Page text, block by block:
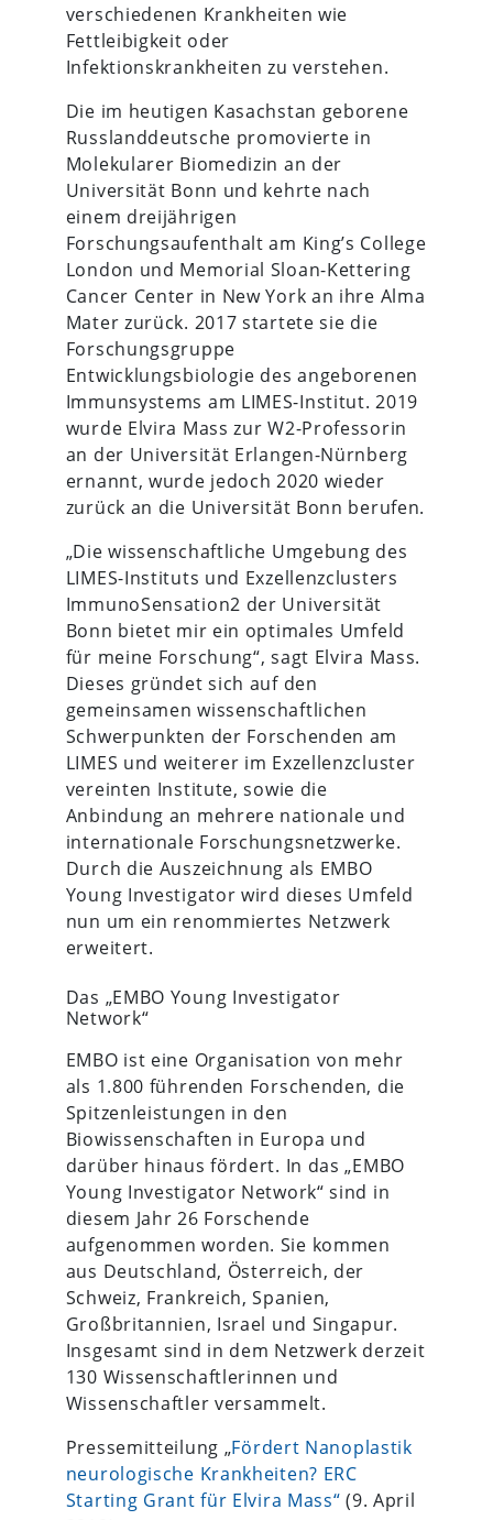
verschiedenen Krankheiten wie
Fettleibigkeit oder
Infektionskrankheiten zu verstehen.
Die im heutigen Kasachstan geborene
Russlanddeutsche promovierte in
Molekularer Biomedizin an der
Universität Bonn und kehrte nach
einem dreijährigen
Forschungsaufenthalt am King’s College
London und Memorial Sloan-Kettering
Cancer Center in New York an ihre Alma
Mater zurück. 2017 startete sie die
Forschungsgruppe
Entwicklungsbiologie des angeborenen
Immunsystems am LIMES-Institut. 2019
wurde Elvira Mass zur W2-Professorin
an der Universität Erlangen-Nürnberg
ernannt, wurde jedoch 2020 wieder
zurück an die Universität Bonn berufen.
„Die wissenschaftliche Umgebung des
LIMES-Instituts und Exzellenzclusters
ImmunoSensation2 der Universität
Bonn bietet mir ein optimales Umfeld
für meine Forschung“, sagt Elvira Mass.
Dieses gründet sich auf den
gemeinsamen wissenschaftlichen
Schwerpunkten der Forschenden am
LIMES und weiterer im Exzellenzcluster
vereinten Institute, sowie die
Anbindung an mehrere nationale und
internationale Forschungsnetzwerke.
Durch die Auszeichnung als EMBO
Young Investigator wird dieses Umfeld
nun um ein renommiertes Netzwerk
erweitert.
Das „EMBO Young Investigator
Network“
EMBO ist eine Organisation von mehr
als 1.800 führenden Forschenden, die
Spitzenleistungen in den
Biowissenschaften in Europa und
darüber hinaus fördert. In das „EMBO
Young Investigator Network“ sind in
diesem Jahr 26 Forschende
aufgenommen worden. Sie kommen
aus Deutschland, Österreich, der
Schweiz, Frankreich, Spanien,
Großbritannien, Israel und Singapur.
Insgesamt sind in dem Netzwerk derzeit
130 Wissenschaftlerinnen und
Wissenschaftler versammelt.
Pressemitteilung „Fördert Nanoplastik
neurologische Krankheiten? ERC
Starting Grant für Elvira Mass“ (9. April